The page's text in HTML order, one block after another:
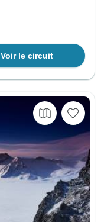
Voir le circuit